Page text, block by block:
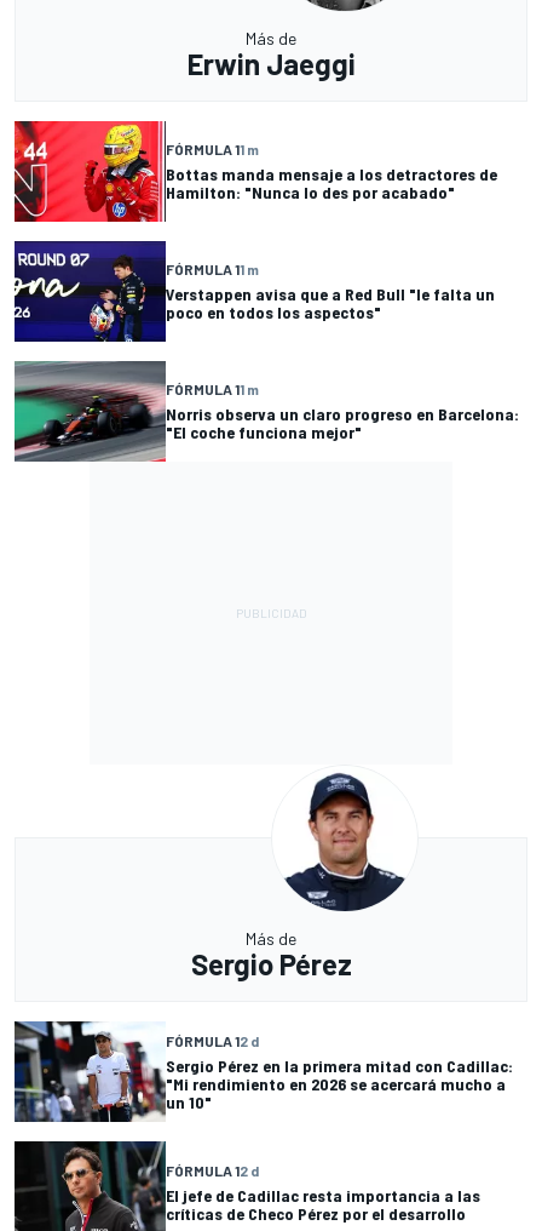
Más de
Erwin Jaeggi
FÓRMULA 11 m
Bottas manda mensaje a los detractores de
Hamilton: "Nunca lo des por acabado"
FÓRMULA 11 m
Verstappen avisa que a Red Bull "le falta un
poco en todos los aspectos"
FÓRMULA 11 m
Norris observa un claro progreso en Barcelona:
"El coche funciona mejor"
Más de
Sergio Pérez
FÓRMULA 12 d
Sergio Pérez en la primera mitad con Cadillac:
"Mi rendimiento en 2026 se acercará mucho a
un 10"
FÓRMULA 12 d
El jefe de Cadillac resta importancia a las
críticas de Checo Pérez por el desarrollo